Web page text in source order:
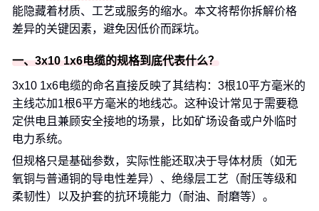
能隐藏着材质、工艺或服务的缩水。本文将帮你拆解价格
差异的关键因素，避免因低价而踩坑。
一、3x10 1x6电缆的规格到底代表什么？
3x10 1x6电缆的命名直接反映了其结构：3根10平方毫米的
主线芯加1根6平方毫米的地线芯。这种设计常见于需要稳
定供电且兼顾安全接地的场景，比如矿场设备或户外临时
电力系统。
但规格只是基础参数，实际性能还取决于导体材质（如无
氧铜与普通铜的导电性差异）、绝缘层工艺（耐压等级和
柔韧性）以及护套的抗环境能力（耐油、耐磨等）。